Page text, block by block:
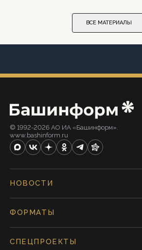
ВСЕ МАТЕРИАЛЫ
© 1992-2026 АО ИА «Башинформ».
www.bashinform.ru
НОВОСТИ
ФОРМАТЫ
СПЕЦПРОЕКТЫ